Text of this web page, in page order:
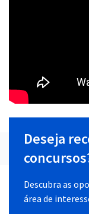
Deseja
Descubra as
área de